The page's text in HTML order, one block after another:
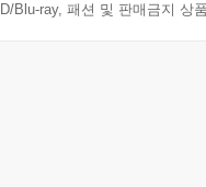
Blu-ray, 패션 및 판매금지 상